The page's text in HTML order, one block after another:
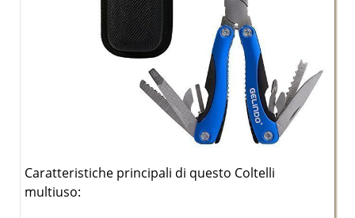
Caratteristiche principali di questo Coltelli
multiuso: